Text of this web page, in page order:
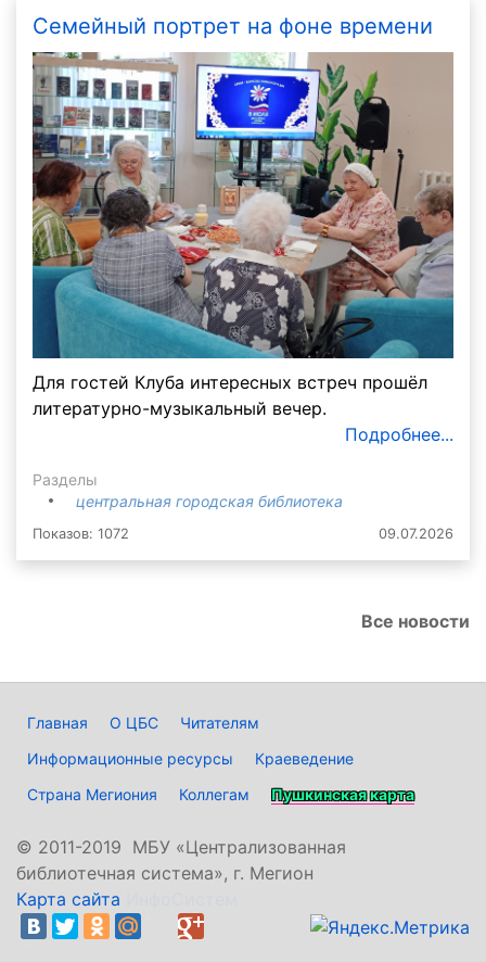
Семейный портрет на фоне времени
Для гостей Клуба интересных встреч прошёл
литературно-музыкальный вечер.
Подробнее...
Разделы
центральная городская библиотека
Показов: 1072 09.07.2026
Все новости
Главная О ЦБС
Читателям
Информационные ресурсы
Краеведение
Страна Мегиония
Коллегам Пушкинская карта
© 2011-2019 МБУ «Централизованная
библиотечная система», г. Мегион
Карта сайта